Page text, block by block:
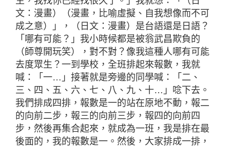
文：漫畫）（漫畫，比喻虛擬、自我想像而不可
成之意）」，（日文：漫畫）是台語還是日語？
「哪有可能？」我小時候都是被翁武昌欺負的
（師尊開玩笑），對不對？像我這種人哪有可能
去度眾生？一到學校，全班排起來報數，我就
喊：「一…」接著就是旁邊的同學喊：「二、
三、四、五、六、七、八、九、十…」唸下去。
我們排成四排，報數是一的站在原地不動，報二
的向前二步，報三的向前三步，報四的向前四
步，然後再集合起來，就成為一班，我是排在最
後面的，我的報數是一。然後，大家排成一排，